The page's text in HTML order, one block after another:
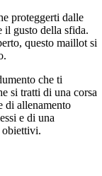
proteggerti dalle
il gusto della sfida.
questo maillot si
che ti
si tratti di una corsa
di allenamento
e di una
obiettivi.